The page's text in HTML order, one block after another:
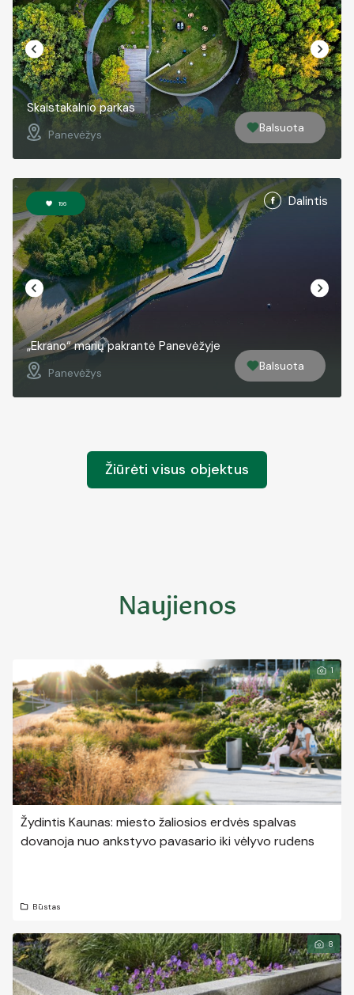
Skaistakalnio parkas
Panevėžys Balsuota
196 Dalintis
„Ekrano“ marių pakrantė Panevėžyje
Panevėžys Balsuota
Žiūrėti visus objektus
Naujienos
1
Žydintis Kaunas: miesto žaliosios erdvės spalvas
dovanoja nuo ankstyvo pavasario iki vėlyvo rudens
Būstas
8